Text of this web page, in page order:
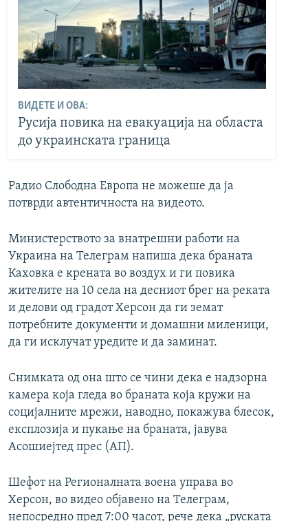
ВИДЕТЕ И ОВА:
Русија повика на евакуација на областа
до украинската граница
Радио Слободна Европа не можеше да ја
потврди автентичноста на видеото.
Министерството за внатрешни работи на
Украина на Телеграм напиша дека браната
Каховка е крената во воздух и ги повика
жителите на 10 села на десниот брег на реката
и делови од градот Херсон да ги земат
потребните документи и домашни миленици,
да ги исклучат уредите и да заминат.
Снимката од она што се чини дека е надзорна
камера која гледа во браната која кружи на
социјалните мрежи, наводно, покажува блесок,
експлозија и пукање на браната, јавува
Асошиејтед прес (АП).
Шефот на Регионалната воена управа во
Херсон, во видео објавено на Телеграм,
непосредно пред 7:00 часот, рече дека „руската